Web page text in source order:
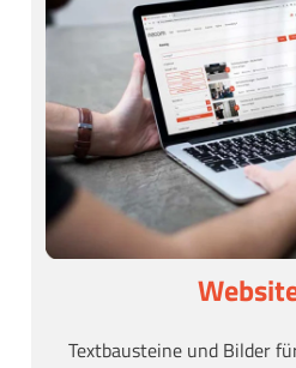
Textbausteine und Bilder